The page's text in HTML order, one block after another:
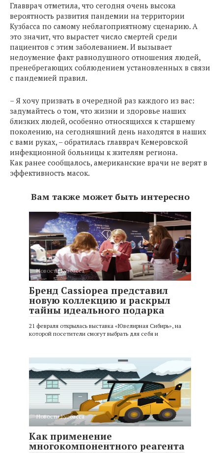
Главврач отметила, что сегодня очень высока
вероятность развития пандемии на территории
Кузбасса по самому неблагоприятному сценарию. А
это значит, что вырастет число смертей среди
пациентов с этим заболеванием. И вызывает
недоумение факт равнодушного отношения людей,
пренебрегающих соблюдением установленных в связи
с пандемией правил.
– Я хочу призвать в очередной раз каждого из вас:
задумайтесь о том, что жизни и здоровье наших
близких людей, особенно относящихся к старшему
поколению, на сегодняшний день находятся в наших
с вами руках, – обратилась главврач Кемеровской
инфекционной больницы к жителям региона.
Как ранее сообщалось, американские врачи не верят в
эффективность масок.
Вам также может быть интересно
Новости Кузбасса
Бренд Cassiopea представил
новую коллекцию и раскрыл
тайны идеального подарка
21 февраля открылась выставка «Ювелирная Сибирь», на
которой посетители смогут выбрать для себя и
Новости Кузбасса
Как применение
многокомпонентного реагента